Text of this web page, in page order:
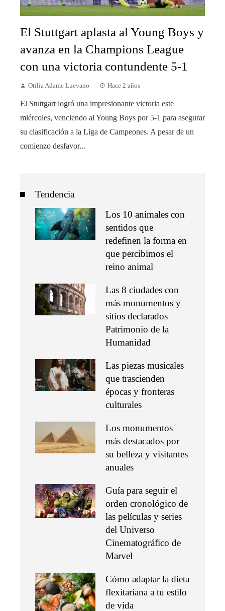
El Stuttgart aplasta al Young Boys y
avanza en la Champions League
con una victoria contundente 5-1
Otilia Adame Luevano Hace 2 años
El Stuttgart logró una impresionante victoria este
miércoles, venciendo al Young Boys por 5-1 para asegurar
su clasificación a la Liga de Campeones. A pesar de un
comienzo desfavor...
Tendencia
Los 10 animales con
sentidos que
redefinen la forma en
que percibimos el
reino animal
Las 8 ciudades con
más monumentos y
sitios declarados
Patrimonio de la
Humanidad
Las piezas musicales
que trascienden
épocas y fronteras
culturales
Los monumentos
más destacados por
su belleza y visitantes
anuales
Guía para seguir el
orden cronológico de
las películas y series
del Universo
Cinematográfico de
Marvel
Cómo adaptar la dieta
flexitariana a tu estilo
de vida